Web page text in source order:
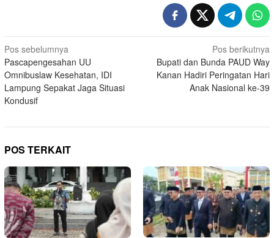
Navigasi
pos
Pos sebelumnya
Pascapengesahan UU
Omnibuslaw Kesehatan, IDI
Lampung Sepakat Jaga Situasi
Kondusif
Pos berikutnya
Bupati dan Bunda PAUD Way
Kanan Hadiri Peringatan Hari
Anak Nasional ke-39
POS TERKAIT